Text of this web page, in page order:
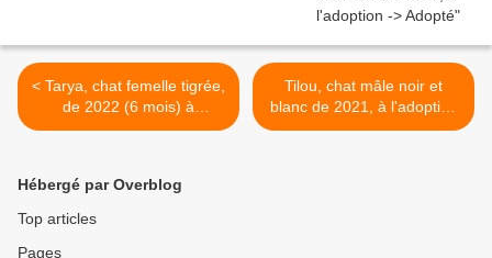
< Tarya, chat femelle tigrée,
de 2022 (6 mois) à
l'adoption -> adoptée
Tilou, chat mâle noir et
blanc de 2021, à l'adoption
-> adopté >
Hébergé par Overblog
Top articles
Pages